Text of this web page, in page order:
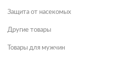
Защита от насекомых
Другие товары
Товары для мужчин